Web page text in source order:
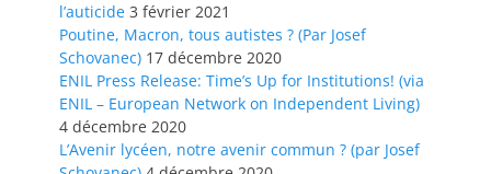
l’auticide 3 février 2021
Poutine, Macron, tous autistes ? (Par Josef
Schovanec) 17 décembre 2020
ENIL Press Release: Time’s Up for Institutions! (via
ENIL – European Network on Independent Living)
4 décembre 2020
L’Avenir lycéen, notre avenir commun ? (par Josef